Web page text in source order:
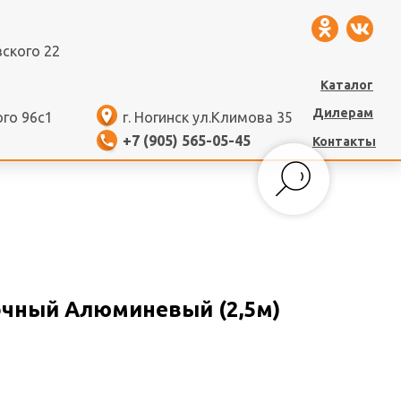
г. Ногинск ул.Климова 35
+7 (905) 565-05-45
96с1
22
Дилерам
Контакты
Каталог
Алюминевый (2,5м)